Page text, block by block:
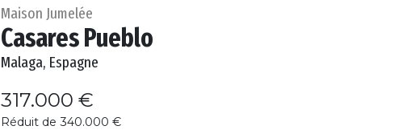
Maison Jumelée
Casares Pueblo
Malaga, Espagne
317.000 €
Réduit de 340.000 €